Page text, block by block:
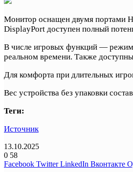
Монитор оснащен двумя портами
DisplayPort доступен полный
В числе игровых функций — режим
реальном времени. Также
Для комфорта при длительных
Вес устройства без упаковки
Теги:
Источник
13.10.2025
0 58
Facebook Twitter LinkedIn Вконтакте